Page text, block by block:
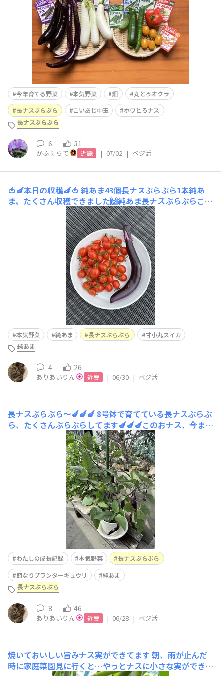
いましたが 甘小丸スイカ初収穫✨
今年育てる野菜 本気野菜 畑
丸とろオクラ
長ナスぶらぶら
こいあじ中玉
ホワとろナス
長ナスぶらぶら
6 31
かふぇらて 近畿 | 07/02 | ベジ活
🍅🍆本日の収穫🍆🍅 純あま43個長ナスぶらぶら1本純あ
ま、たくさん収穫できました🙌純あま長ナスぶらぶらこち
らは甘小丸スイカ🍉お座布団スイカは収穫まだです今朝、
人工受粉しました最近、雄花しか咲かなかったけどやっと
雌花が🤩（右が雌花）ちょんちょんと人工受粉しときまし
本気野菜 純あま 長ナスぶらぶら
甘小丸スイカ
純あま
4 26
ありあいりん 近畿 | 06/30 | ベジ活
長ナスぶらぶら〜🍆🍆🍆 8号鉢で育てている長ナスぶらぶ
ら、たくさんぶらぶらしてます🍆🍆🍆このおナス、今まで
食べたおナスの中で1番ってぐらい美味しい😋これホント
👍6号鉢で育てている節なりプランターキュウリ🥒鉢より
キュウリの方が大きい😂けど収穫できてます🤭🍆🥒🍅本
日の収穫🍅🥒🍆純あま35個節なりプランターキュウリ 1本
わたしの成長記録 本気野菜
長ナスぶらぶら
節なりプランターキュウリ
純あま
長ナスぶらぶら
8 46
ありあいりん 近畿 | 06/28 | ベジ活
焼いておいしい旨みナス実ができてます 朝、雨が止んだ
時に家庭菜園見に行くと…やっとナスに小さな実ができて